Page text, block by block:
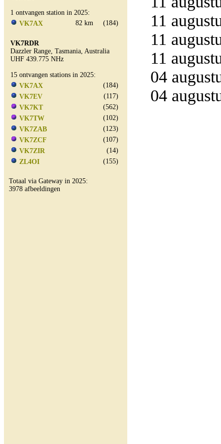
1 ontvangen station in 2025:
VK7AX
82 km (184)
VK7RDR
Dazzler Range, Tasmania, Australia
UHF 439.775 NHz
15 ontvangen stations in 2025:
VK7AX
(184)
VK7EV
(117)
VK7KT
(562)
VK7TW
(102)
VK7ZAB
(123)
VK7ZCF
(107)
VK7ZIR
(14)
ZL4OI
(155)
Totaal via Gateway in 2025:
3978 afbeeldingen
11
11
11
04
04